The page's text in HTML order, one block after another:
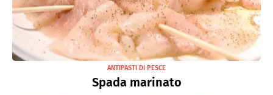
ANTIPASTI DI PESCE
Spada marinato